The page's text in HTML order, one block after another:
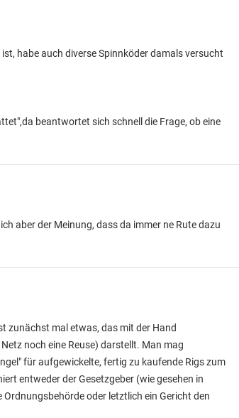
habe auch diverse Spinnköder damals versucht
beantwortet sich schnell die Frage, ob eine
aber der Meinung, dass da immer ne Rute dazu
zunächst mal etwas, das mit der Hand
noch eine Reuse) darstellt. Man mag
für aufgewickelte, fertig zu kaufende Rigs zum
entweder der Gesetzgeber (wie gesehen in
oder letztlich ein Gericht den